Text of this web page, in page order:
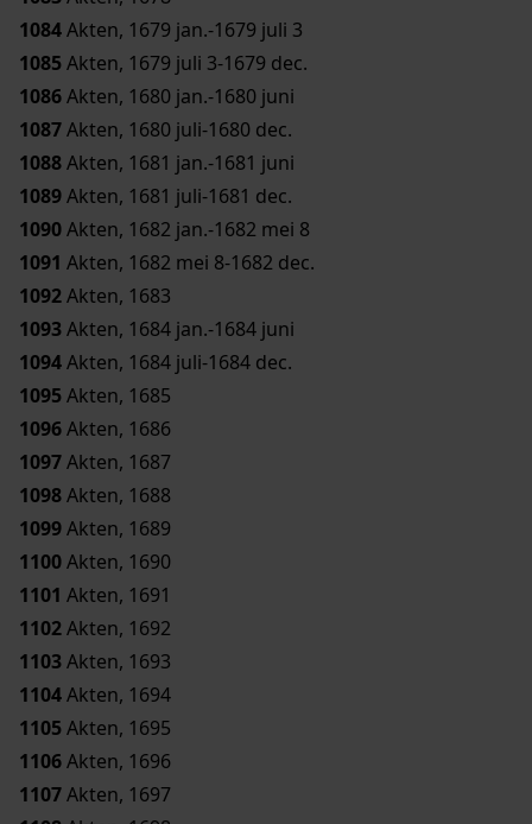
1084Akten, 1679 jan.-1679 juli 3
1085Akten, 1679 juli 3-1679 dec.
1086Akten, 1680 jan.-1680 juni
1087Akten, 1680 juli-1680 dec.
1088Akten, 1681 jan.-1681 juni
1089Akten, 1681 juli-1681 dec.
1090Akten, 1682 jan.-1682 mei 8
1091 Akten, 1682 mei 8-1682 dec.
1092Akten, 1683
1093Akten, 1684 jan.-1684 juni
1094Akten, 1684 juli-1684 dec.
1095Akten, 1685
1096Akten, 1686
1097Akten, 1687
1098Akten, 1688
1099Akten, 1689
1100Akten, 1690
1101 Akten, 1691
1102Akten, 1692
1103Akten, 1693
1104Akten, 1694
1105Akten, 1695
1106Akten, 1696
1107Akten, 1697